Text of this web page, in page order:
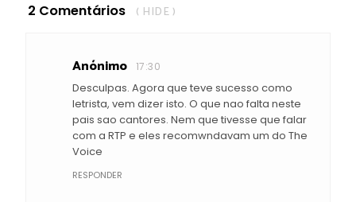
2 Comentários ( HIDE )
Anónimo 17:30
Desculpas. Agora que teve sucesso como
letrista, vem dizer isto. O que nao falta neste
pais sao cantores. Nem que tivesse que falar
com a RTP e eles recomwndavam um do The
Voice
RESPONDER